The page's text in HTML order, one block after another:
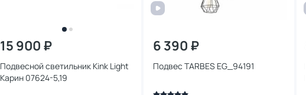
15 900 ₽
Подвесной светильник Kink Light
Карин 07624-5,19
6 390 ₽
Подвес TARBES EG_94191